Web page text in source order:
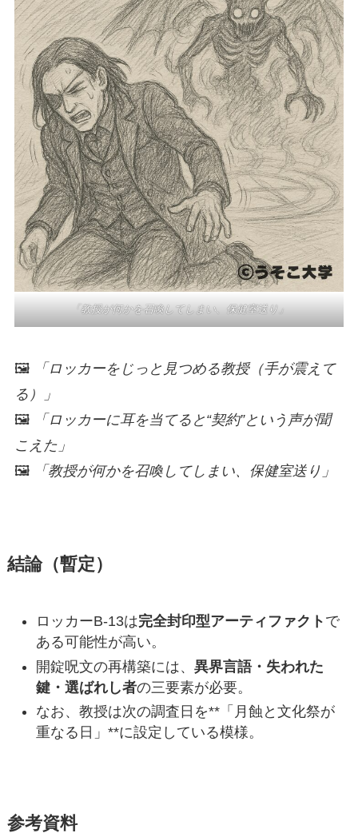
「教授が何かを召喚してしまい、保健室送り」
🖼️
「ロッカーをじっと見つめる教授（手が震えて
る）」
🖼️
「ロッカーに耳を当てると“契約”という声が聞
こえた」
🖼️
「教授が何かを召喚してしまい、保健室送り」
結論（暫定）
ロッカーB-13は完全封印型アーティファクト で
ある可能性が高い。
開錠呪文の再構築には、 異界言語・失われた
鍵・選ばれし者の三要素が必要。
なお、教授は次の調査日を**「月蝕と文化祭が
重なる日」**に設定している模様。
参考資料